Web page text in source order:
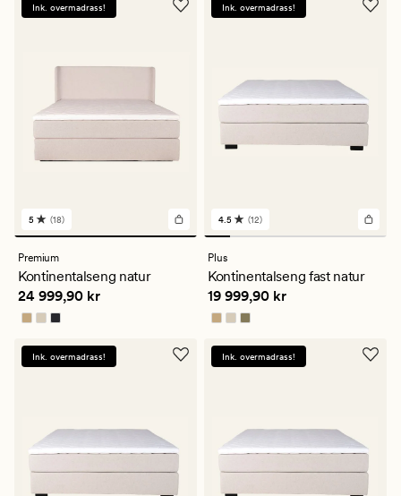
Ink. overmadrass!
18
anmeldelser
med
en
gjennomsnittlig
vurdering
på
5
5 (18)
Premium
Kontinentalseng natur
Pris 24 999,90 kr
24 999,90 kr
Ink. overmadrass!
12
anmeldelser
med
en
gjennomsnittlig
vurdering
på
4.5
4.5 (12)
Plus
Kontinentalseng fast natur
Pris 19 999,90 kr
19 999,90 kr
Ink. overmadrass! Ink. overmadrass!